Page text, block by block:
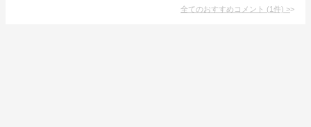
全てのおすすめコメント (1件) >